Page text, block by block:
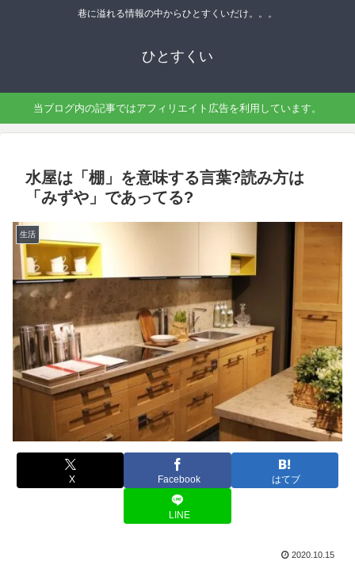
巷に溢れる情報の中からひとすくいだけ。。。
ひとすくい
当ブログ内の記事ではアフィリエイト広告を利用しています。
水屋は「棚」を意味する言葉?読み方は
「みずや」であってる?
生活
X Facebook はてブ
LINE
2020.10.15